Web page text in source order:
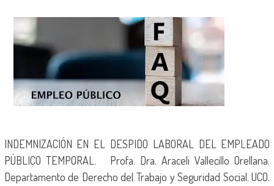
INDEMNIZACIÓN EN EL DESPIDO LABORAL DEL EMPLEADO
PÚBLICO TEMPORAL. Profa. Dra. Araceli Vallecillo Orellana.
Departamento de Derecho del Trabajo y Seguridad Social. UCO.